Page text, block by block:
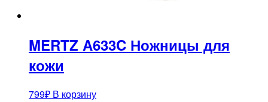
MERTZ A633C Ножницы для
кожи
799₽ В корзину